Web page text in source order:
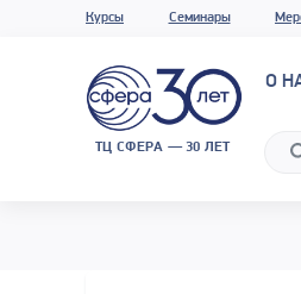
Курсы Семинары
ТЦ СФЕРА — 30 ЛЕТ
О